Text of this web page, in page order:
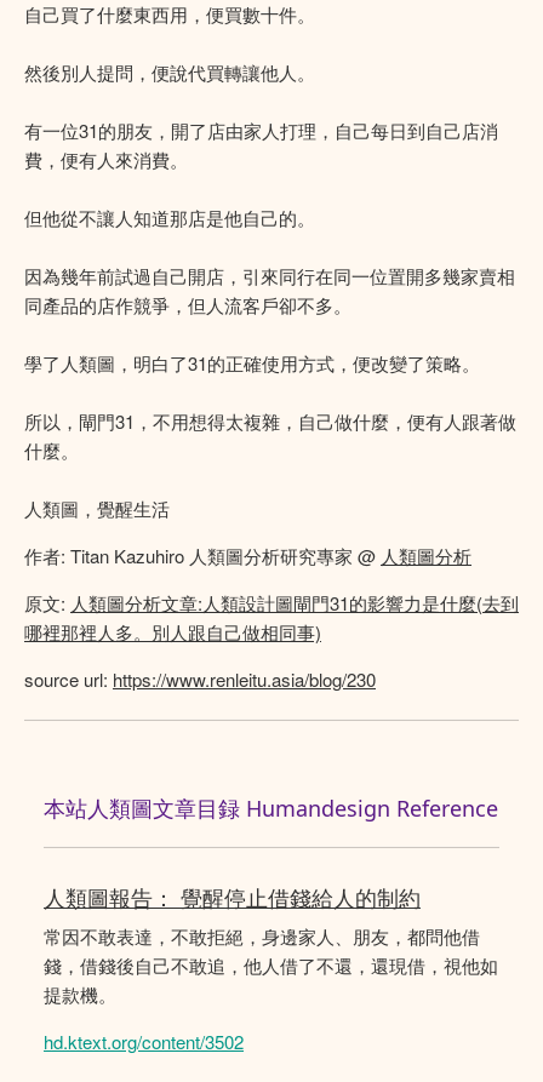
自己買了什麼東西用，便買數十件。
然後別人提問，便說代買轉讓他人。
有一位31的朋友，開了店由家人打理，自己每日到自己店消
費，便有人來消費。
但他從不讓人知道那店是他自己的。
因為幾年前試過自己開店，引來同行在同一位置開多幾家賣相
同產品的店作競爭，但人流客戶卻不多。
學了人類圖，明白了31的正確使用方式，便改變了策略。
所以，閘門31，不用想得太複雜，自己做什麼，便有人跟著做
什麼。
人類圖，覺醒生活
作者: Titan Kazuhiro 人類圖分析研究專家 @ 人類圖分析
原文: 人類圖分析文章:人類設計圖閘門31的影響力是什麼(去到
哪裡那裡人多。別人跟自己做相同事)
source url: https://www.renleitu.asia/blog/230
本站人類圖文章目録 Humandesign Reference
人類圖報告： 覺醒停止借錢給人的制約
常因不敢表達，不敢拒絕，身邊家人、朋友，都問他借
錢，借錢後自己不敢追，他人借了不還，還現借，視他如
提款機。
hd.ktext.org/content/3502